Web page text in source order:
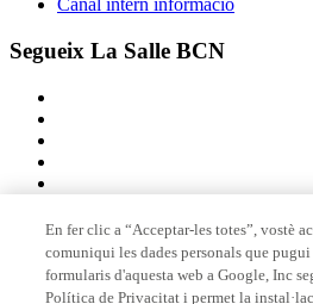
Canal intern informació
Segueix La Salle BCN
Membre de
En fer clic a “Acceptar-les totes”, vostè
comuniqui les dades personals que
formularis d'aquesta web a Google, Inc
Política de Privacitat i permet la